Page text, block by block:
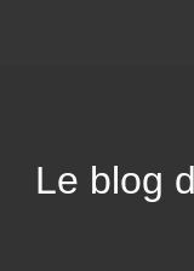
Le blog